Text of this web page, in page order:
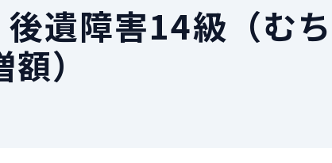
障害14級（む
）